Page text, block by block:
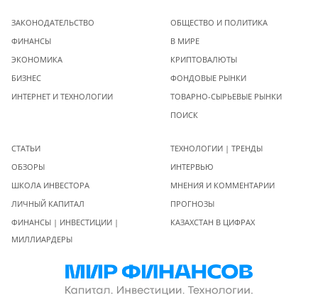
ЗАКОНОДАТЕЛЬСТВО
ФИНАНСЫ
ЭКОНОМИКА
БИЗНЕС
ИНТЕРНЕТ И ТЕХНОЛОГИИ
ОБЩЕСТВО И ПОЛИТИКА
В МИРЕ
КРИПТОВАЛЮТЫ
ФОНДОВЫЕ РЫНКИ
ТОВАРНО-СЫРЬЕВЫЕ РЫНКИ
ПОИСК
СТАТЬИ
ОБЗОРЫ
ШКОЛА ИНВЕСТОРА
ЛИЧНЫЙ КАПИТАЛ
ФИНАНСЫ | ИНВЕСТИЦИИ |
МИЛЛИАРДЕРЫ
ТЕХНОЛОГИИ | ТРЕНДЫ
ИНТЕРВЬЮ
МНЕНИЯ И КОММЕНТАРИИ
ПРОГНОЗЫ
КАЗАХСТАН В ЦИФРАХ